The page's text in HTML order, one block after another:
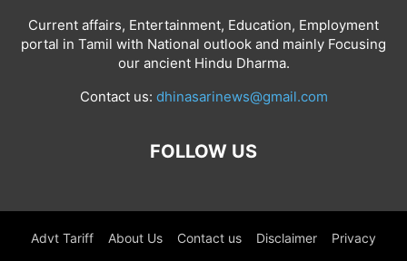
Current affairs, Entertainment, Education, Employment
portal in Tamil with National outlook and mainly Focusing
our ancient Hindu Dharma.
Contact us: dhinasarinews@gmail.com
FOLLOW US
Advt Tariff About Us Contact us Disclaimer Privacy